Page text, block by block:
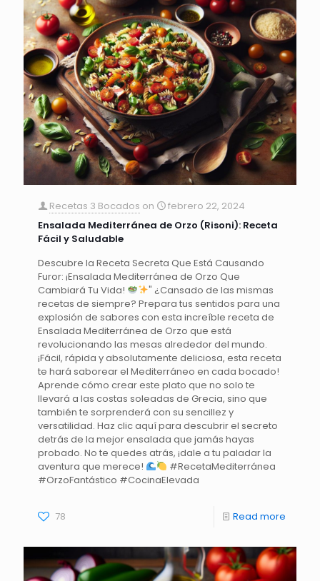
Recetas 3 Bocados on
febrero 22, 2024
Ensalada Mediterránea de Orzo (Risoni): Receta
Fácil y Saludable
Descubre la Receta Secreta Que Está Causando
Furor: ¡Ensalada Mediterránea de Orzo Que
Cambiará Tu Vida!
" ¿Cansado de las mismas
recetas de siempre? Prepara tus sentidos para una
explosión de sabores con esta increíble receta de
Ensalada Mediterránea de Orzo que está
revolucionando las mesas alrededor del mundo.
¡Fácil, rápida y absolutamente deliciosa, esta receta
te hará saborear el Mediterráneo en cada bocado!
Aprende cómo crear este plato que no solo te
llevará a las costas soleadas de Grecia, sino que
también te sorprenderá con su sencillez y
versatilidad. Haz clic aquí para descubrir el secreto
detrás de la mejor ensalada que jamás hayas
probado. No te quedes atrás, ¡dale a tu paladar la
aventura que merece!
#RecetaMediterránea
#OrzoFantástico #CocinaElevada
78 Read more